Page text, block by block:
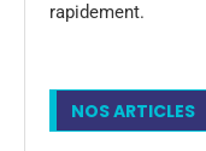
rapidement.
NOS ARTICLES